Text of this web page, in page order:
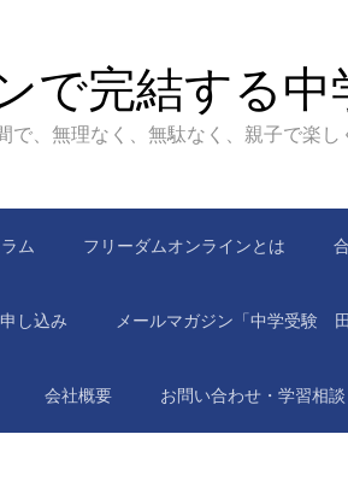
で完結する
で、無理なく、無駄なく、親子で楽し
ム フリーダムオンラインとは
し込み メールマガジン「中学受験
会社概要 お問い合わせ・学習相談